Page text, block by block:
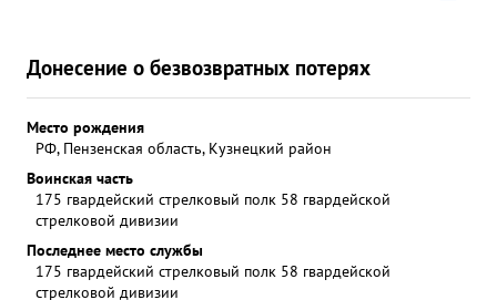
Донесение о безвозвратных потерях
Место рождения
РФ, Пензенская область, Кузнецкий район
Воинская часть
175 гвардейский стрелковый полк 58 гвардейской
стрелковой дивизии
Последнее место службы
175 гвардейский стрелковый полк 58 гвардейской
стрелковой дивизии